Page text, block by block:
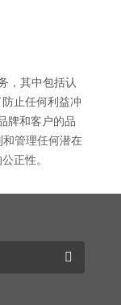
，其中包括认
止任何利益冲
牌和客户的品
管理任何潜在
正性。